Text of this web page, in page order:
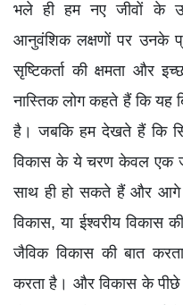
भले ही हम नए जीवों के
आनुवंशिक लक्षणों पर उनके
सृष्टिकर्ता की क्षमता और
नास्तिक लोग कहते हैं कि यह
है। जबकि हम देखते हैं कि
विकास के ये चरण केवल एक
साथ ही हो सकते हैं और आगे
विकास, या ईश्वरीय विकास
जैविक विकास की बात
करता है। और विकास के पीछे